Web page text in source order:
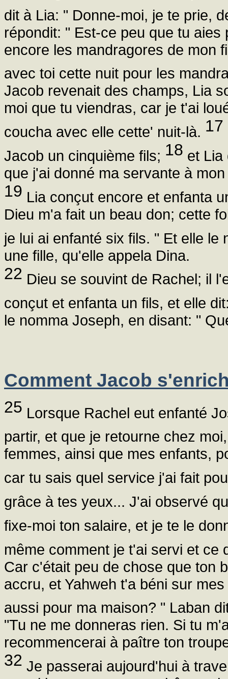
dit à Lia: " Donne-moi, je te prie,
répondit: " Est-ce peu que tu
encore les mandragores de mon
avec toi cette nuit pour les
Jacob revenait des champs, Lia
moi que tu viendras, car je t'ai
coucha avec elle cette' nuit-là. 17
Jacob un cinquième fils; 18 et Lia
que j'ai donné ma servante à
19 Lia conçut encore et enfanta
Dieu m'a fait un beau don; cette
je lui ai enfanté six fils. " Et elle
une fille, qu'elle appela Dina.
22 Dieu se souvint de Rachel; il
conçut et enfanta un fils, et elle
le nomma Joseph, en disant: "
Comment Jacob
25 Lorsque Rachel eut enfanté
partir, et que je retourne chez
femmes, ainsi que mes enfants,
car tu sais quel service j'ai fait
grâce à tes yeux... J'ai observé
fixe-moi ton salaire, et je te le
même comment je t'ai servi et
Car c'était peu de chose que ton
accru, et Yahweh t'a béni sur
aussi pour ma maison? " Laban
"Tu ne me donneras rien. Si tu
recommencerai à paître ton
32 Je passerai aujourd'hui à